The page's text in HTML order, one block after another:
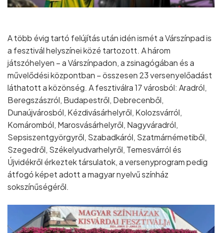
A több évig tartó felújítás után idén ismét a Várszínpad is
a fesztivál helyszínei közé tartozott. A három
játszóhelyen – a Várszínpadon, a zsinagógában és a
művelődési központban – összesen 23 versenyelőadást
láthatott a közönség. A fesztiválra 17 városból: Aradról,
Beregszászról, Budapestről, Debrecenből,
Dunaújvárosból, Kézdivásárhelyről, Kolozsvárról,
Komáromból, Marosvásárhelyről, Nagyváradról,
Sepsiszentgyörgyről, Szabadkáról, Szatmárnémetiből,
Szegedről, Székelyudvarhelyről, Temesvárról és
Újvidékről érkeztek társulatok, a versenyprogram pedig
átfogó képet adott a magyar nyelvű színház
sokszínűségéről.